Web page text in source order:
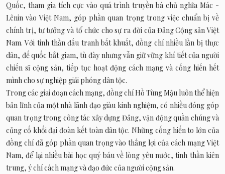
Quốc, tham gia tích cực vào quá trình truyền bá chủ nghĩa Mác -
Lênin vào Việt Nam, góp phần quan trọng trong việc chuẩn bị về
chính trị, tư tưởng và tổ chức cho sự ra đời của Đảng Cộng sản Việt
Nam. Với tinh thần đấu tranh bất khuất, đồng chí nhiều lần bị thực
dân, đế quốc bắt giam, tù đày nhưng vẫn giữ vững khí tiết của người
chiến sĩ cộng sản, tiếp tục hoạt động cách mạng và cống hiến hết
mình cho sự nghiệp giải phóng dân tộc.
Trong các giai đoạn cách mạng, đồng chí Hồ Tùng Mậu luôn thể hiện
bản lĩnh của một nhà lãnh đạo giàu kinh nghiệm, có nhiều đóng góp
quan trọng trong công tác xây dựng Đảng, vận động quần chúng và
củng cố khối đại đoàn kết toàn dân tộc. Những cống hiến to lớn của
đồng chí đã góp phần quan trọng vào thắng lợi của cách mạng Việt
Nam, để lại nhiều bài học quý báu về lòng yêu nước, tinh thần kiên
trung, ý chí cách mạng và đạo đức của người cộng sản.